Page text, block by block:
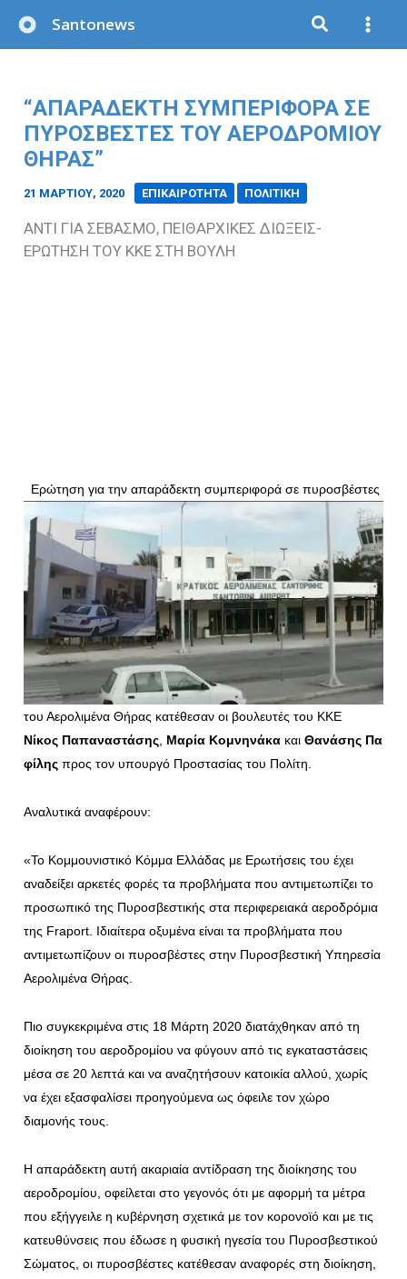
στο
Santonews
“ΑΠΑΡΑΔΕΚΤΗ ΣΥΜΠΕΡΙΦΟΡΑ ΣΕ
ΠΥΡΟΣΒΕΣΤΕΣ ΤΟΥ ΑΕΡΟΔΡΟΜΙΟΥ
ΘΗΡΑΣ”
21 ΜΑΡΤΊΟΥ, 2020 ΕΠΙΚΑΙΡΟΤΗΤΑ ΠΟΛΙΤΙΚΗ
ΑΝΤΙ ΓΙΑ ΣΕΒΑΣΜΟ, ΠΕΙΘΑΡΧΙΚΕΣ ΔΙΩΞΕΙΣ-
ΕΡΩΤΗΣΗ ΤΟΥ ΚΚΕ ΣΤΗ ΒΟΥΛΗ
Ερώτηση για την απαράδεκτη συμπεριφορά σε πυροσβέστες
του Αερολιμένα Θήρας κατέθεσαν οι βουλευτές του ΚΚΕ
Νίκος Παπαναστάσης Μαρία Κομνηνάκα καιΘανάσης Πα
φίληςπρος τον υπουργό Προστασίας του Πολίτη.
Αναλυτικά αναφέρουν:
«Το Κομμουνιστικό Κόμμα Ελλάδας με Ερωτήσεις του έχει
αναδείξει αρκετές φορές τα προβλήματα που αντιμετωπίζει το
προσωπικό της Πυροσβεστικής στα περιφερειακά αεροδρόμια
της Fraport. Ιδιαίτερα οξυμένα είναι τα προβλήματα που
αντιμετωπίζουν οι πυροσβέστες στην Πυροσβεστική Υπηρεσία
Αερολιμένα Θήρας.
Πιο συγκεκριμένα στις 18 Μάρτη 2020 διατάχθηκαν από τη
διοίκηση του αεροδρομίου να φύγουν από τις εγκαταστάσεις
μέσα σε 20 λεπτά και να αναζητήσουν κατοικία αλλού, χωρίς
να έχει εξασφαλίσει προηγούμενα ως όφειλε τον χώρο
διαμονής τους.
Η απαράδεκτη αυτή ακαριαία αντίδραση της διοίκησης του
αεροδρομίου, οφείλεται στο γεγονός ότι με αφορμή τα μέτρα
που εξήγγειλε η κυβέρνηση σχετικά με τον κορονοϊό και με τις
κατευθύνσεις που έδωσε η φυσική ηγεσία του Πυροσβεστικού
Σώματος, οι πυροσβέστες κατέθεσαν αναφορές στη διοίκηση,